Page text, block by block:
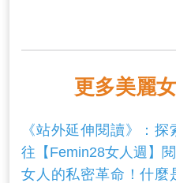
更多美麗
《站外延伸閱讀》：
往【Femin28女人週】
女人的私密革命！什麼